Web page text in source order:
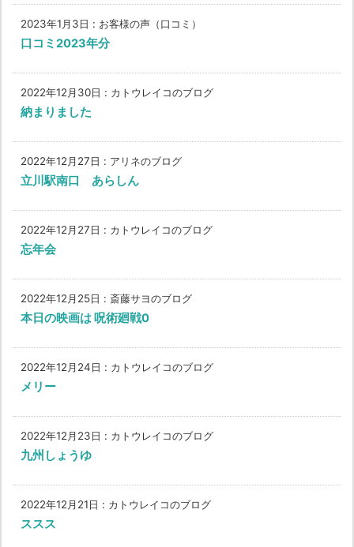
2023年1月3日 : お客様の声（口コミ）
口コミ2023年分
2022年12月30日 : カトウレイコのブログ
納まりました
2022年12月27日 : アリネのブログ
立川駅南口 あらしん
2022年12月27日 : カトウレイコのブログ
忘年会
2022年12月25日 : 斎藤サヨのブログ
本日の映画は 呪術廻戦0
2022年12月24日 : カトウレイコのブログ
メリー
2022年12月23日 : カトウレイコのブログ
九州しょうゆ
2022年12月21日 : カトウレイコのブログ
ススス